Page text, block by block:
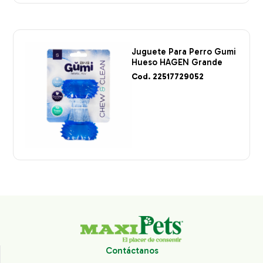
Juguete Para Perro Gumi
Hueso HAGEN Grande
Cod. 22517729052
Contáctanos